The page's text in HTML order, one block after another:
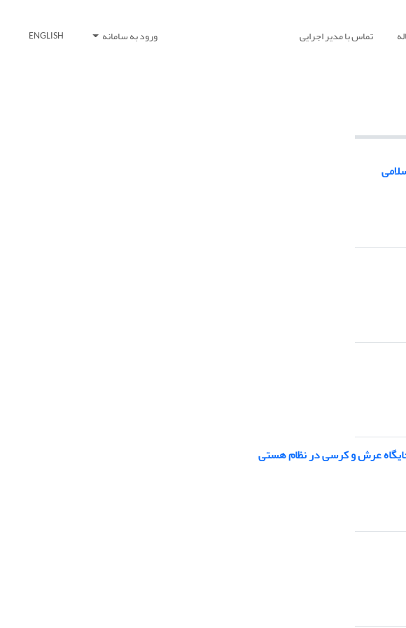
تماس با مدیر اجرایی ورود به سامانه ENGLISH
عرش و کرسی در نظام هستی